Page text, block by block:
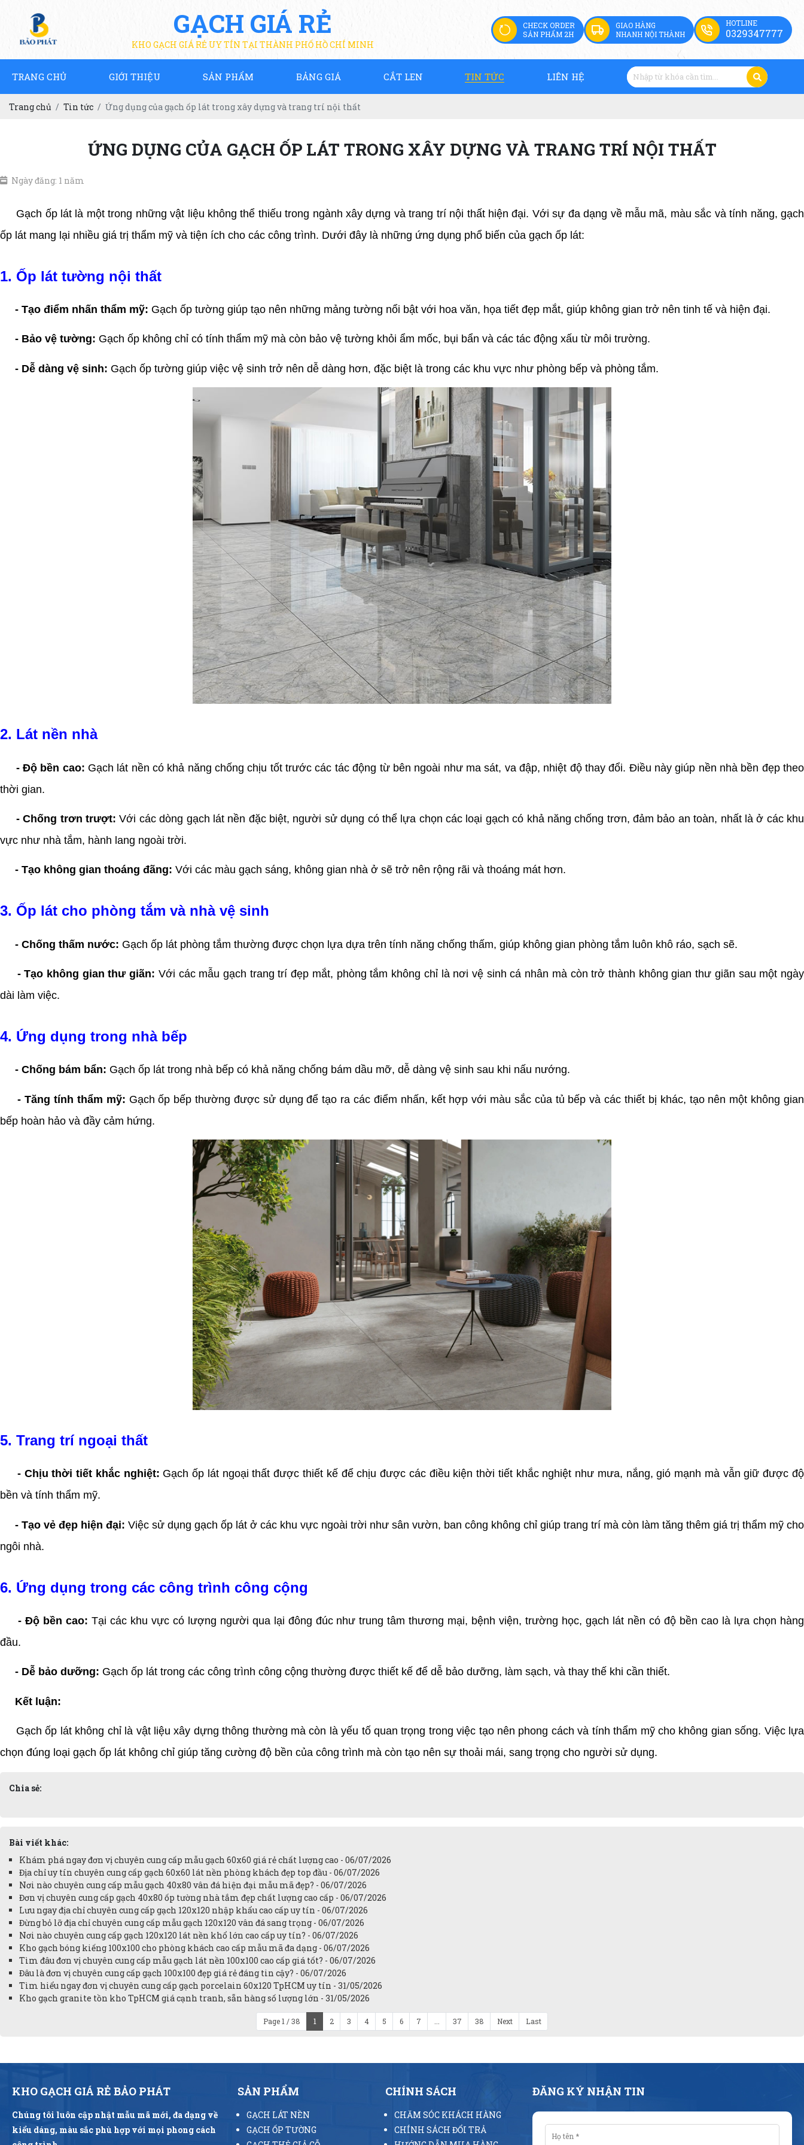
GẠCH GIÁ RẺ
KHO GẠCH GIÁ RẺ UY TÍN TẠI THÀNH PHỐ HỒ CHÍ MINH
CHECK ORDER
SẢN PHẨM 2H
GIAO HÀNG
NHANH NỘI THÀNH
HOTLINE
0329347777
TRANG CHỦ GIỚI THIỆU SẢN PHẨM BẢNG GIÁ CẮT LEN TIN TỨC LIÊN HỆ
Trang chủ Tin tức Ứng dụng của gạch ốp lát trong xây dựng và trang trí nội thất
ỨNG DỤNG CỦA GẠCH ỐP LÁT TRONG XÂY DỰNG VÀ TRANG TRÍ NỘI THẤT
Ngày đăng: 1 năm
Gạch ốp lát là một trong những vật liệu không thể thiếu trong ngành xây dựng và trang trí nội thất hiện đại. Với sự đa dạng về mẫu mã, màu sắc và tính năng, gạch
ốp lát mang lại nhiều giá trị thẩm mỹ và tiện ích cho các công trình. Dưới đây là những ứng dụng phổ biến của gạch ốp lát:
1. Ốp lát tường nội thất
- Tạo điểm nhấn thẩm mỹ: Gạch ốp tường giúp tạo nên những mảng tường nổi bật với hoa văn, họa tiết đẹp mắt, giúp không gian trở nên tinh tế và hiện đại.
- Bảo vệ tường: Gạch ốp không chỉ có tính thẩm mỹ mà còn bảo vệ tường khỏi ẩm mốc, bụi bẩn và các tác động xấu từ môi trường.
- Dễ dàng vệ sinh: Gạch ốp tường giúp việc vệ sinh trở nên dễ dàng hơn, đặc biệt là trong các khu vực như phòng bếp và phòng tắm.
2. Lát nền nhà
- Độ bền cao: Gạch lát nền có khả năng chống chịu tốt trước các tác động từ bên ngoài như ma sát, va đập, nhiệt độ thay đổi. Điều này giúp nền nhà bền đẹp theo
thời gian.
- Chống trơn trượt:Với các dòng gạch lát nền đặc biệt, người sử dụng có thể lựa chọn các loại gạch có khả năng chống trơn, đảm bảo an toàn, nhất là ở các khu
vực như nhà tắm, hành lang ngoài trời.
- Tạo không gian thoáng đãng: Với các màu gạch sáng, không gian nhà ở sẽ trở nên rộng rãi và thoáng mát hơn.
3. Ốp lát cho phòng tắm và nhà vệ sinh
- Chống thấm nước: Gạch ốp lát phòng tắm thường được chọn lựa dựa trên tính năng chống thấm, giúp không gian phòng tắm luôn khô ráo, sạch sẽ.
- Tạo không gian thư giãn: Với các mẫu gạch trang trí đẹp mắt, phòng tắm không chỉ là nơi vệ sinh cá nhân mà còn trở thành không gian thư giãn sau một ngày
dài làm việc.
4. Ứng dụng trong nhà bếp
- Chống bám bẩn: Gạch ốp lát trong nhà bếp có khả năng chống bám dầu mỡ, dễ dàng vệ sinh sau khi nấu nướng.
- Tăng tính thẩm mỹ: Gạch ốp bếp thường được sử dụng để tạo ra các điểm nhấn, kết hợp với màu sắc của tủ bếp và các thiết bị khác, tạo nên một không gian
bếp hoàn hảo và đầy cảm hứng.
5. Trang trí ngoại thất
- Chịu thời tiết khắc nghiệt: Gạch ốp lát ngoại thất được thiết kế để chịu được các điều kiện thời tiết khắc nghiệt như mưa, nắng, gió mạnh mà vẫn giữ được độ
bền và tính thẩm mỹ.
- Tạo vẻ đẹp hiện đại: Việc sử dụng gạch ốp lát ở các khu vực ngoài trời như sân vườn, ban công không chỉ giúp trang trí mà còn làm tăng thêm giá trị thẩm mỹ cho
ngôi nhà.
6. Ứng dụng trong các công trình công cộng
- Độ bền cao: Tại các khu vực có lượng người qua lại đông đúc như trung tâm thương mại, bệnh viện, trường học, gạch lát nền có độ bền cao là lựa chọn hàng
đầu.
- Dễ bảo dưỡng: Gạch ốp lát trong các công trình công cộng thường được thiết kế để dễ bảo dưỡng, làm sạch, và thay thế khi cần thiết.
Kết luận:
Gạch ốp lát không chỉ là vật liệu xây dựng thông thường mà còn là yếu tố quan trọng trong việc tạo nên phong cách và tính thẩm mỹ cho không gian sống. Việc lựa
chọn đúng loại gạch ốp lát không chỉ giúp tăng cường độ bền của công trình mà còn tạo nên sự thoải mái, sang trọng cho người sử dụng.
Chia sẻ:
Bài viết khác:
Khám phá ngay đơn vị chuyên cung cấp mẫu gạch 60x60 giá rẻ chất lượng cao - 06/07/2026
Địa chỉ uy tín chuyên cung cấp gạch 60x60 lát nền phòng khách đẹp top đầu - 06/07/2026
Nơi nào chuyên cung cấp mẫu gạch 40x80 vân đá hiện đại mẫu mã đẹp? - 06/07/2026
Đơn vị chuyên cung cấp gạch 40x80 ốp tường nhà tắm đẹp chất lượng cao cấp - 06/07/2026
Lưu ngay địa chỉ chuyên cung cấp gạch 120x120 nhập khẩu cao cấp uy tín - 06/07/2026
Đừng bỏ lỡ địa chỉ chuyên cung cấp mẫu gạch 120x120 vân đá sang trọng - 06/07/2026
Nơi nào chuyên cung cấp gạch 120x120 lát nền khổ lớn cao cấp uy tín? - 06/07/2026
Kho gạch bóng kiếng 100x100 cho phòng khách cao cấp mẫu mã đa dạng - 06/07/2026
Tìm đâu đơn vị chuyên cung cấp mẫu gạch lát nền 100x100 cao cấp giá tốt? - 06/07/2026
Đâu là đơn vị chuyên cung cấp gạch 100x100 đẹp giá rẻ đáng tin cậy? - 06/07/2026
Tìm hiểu ngay đơn vị chuyên cung cấp gạch porcelain 60x120 TpHCM uy tín - 31/05/2026
Kho gạch granite tồn kho TpHCM giá cạnh tranh, sẵn hàng số lượng lớn - 31/05/2026
Page 1 / 38 1 2 3 4 5 6 7 37 38 Next Last
KHO GẠCH GIÁ RẺ BẢO PHÁT
Chúng tôi luôn cập nhật mẫu mã mới, đa dạng về
kiểu dáng, màu sắc phù hợp với mọi phong cách
SẢN PHẨM
GẠCH LÁT NỀN
GẠCH ỐP TƯỜNG
CHÍNH SÁCH
CHĂM SÓC KHÁCH HÀNG
CHÍNH SÁCH ĐỔI TRẢ
ĐĂNG KÝ NHẬN TIN